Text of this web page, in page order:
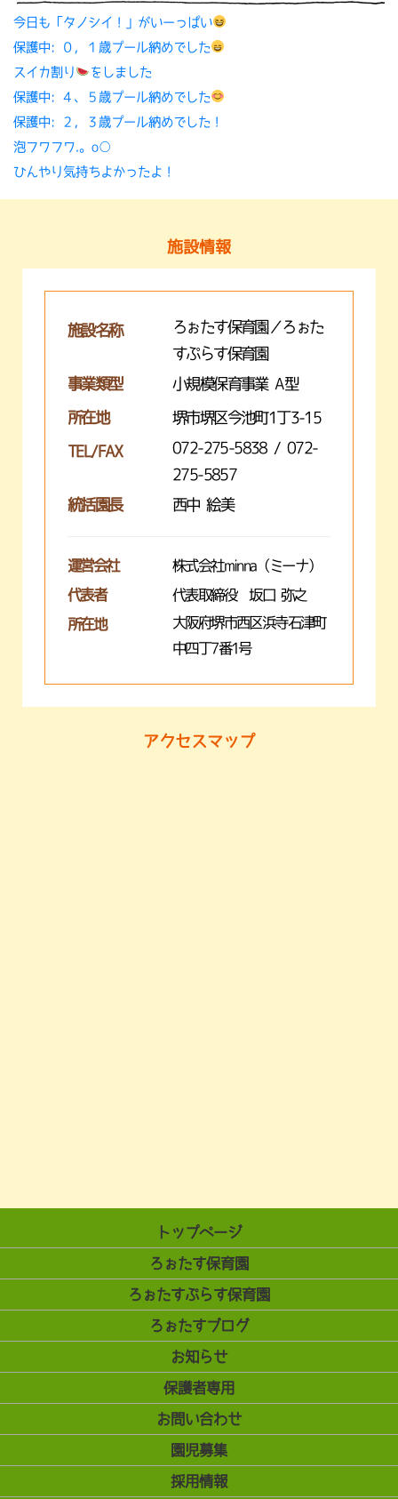
今日も「タノシイ！」がいーっぱい
保護中: ０，１歳プール納めでした
スイカ割り
をしました
保護中: ４、５歳プール納めでした
保護中: ２，３歳プール納めでした！
泡フワフワ.。o○
ひんやり気持ちよかったよ！
施設情報
施設名称
ろぉたす保育園／ろぉた
すぷらす保育園
事業類型
小規模保育事業 A型
所在地 堺市堺区今池町1丁3-15
TEL/FAX
072-275-5838 / 072-
275-5857
統括園長
西中 絵美
運営会社 株式会社minna（ミーナ）
代表者 代表取締役 坂口 弥之
所在地
大阪府堺市西区浜寺石津町
中四丁7番1号
アクセスマップ
トップページ
ろぉたす保育園
ろぉたすぷらす保育園
ろぉたすブログ
お知らせ
保護者専用
お問い合わせ
園児募集
採用情報